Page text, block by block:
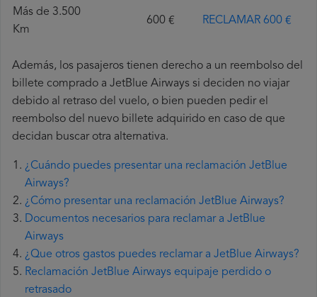
Más de 3.500
Km
600 € RECLAMAR 600 €
Además, los pasajeros tienen derecho a un reembolso del
billete comprado a JetBlue Airways si deciden no viajar
debido al retraso del vuelo, o bien pueden pedir el
reembolso del nuevo billete adquirido en caso de que
decidan buscar otra alternativa.
¿Cuándo puedes presentar una reclamación JetBlue
Airways?
¿Cómo presentar una reclamación JetBlue Airways?
Documentos necesarios para reclamar a JetBlue
Airways
¿Que otros gastos puedes reclamar a JetBlue Airways?
Reclamación JetBlue Airways equipaje perdido o
retrasado